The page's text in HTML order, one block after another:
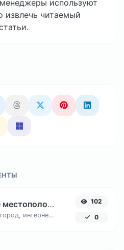
используют
извлечь читаемый
Определение местоположения по IP адресу
Узнайте страну, город, интернет-провайдера и часовой пояс любого IP-адреса онлайн. Бесплатный инструмент для точной геолокации по IP.
102
0